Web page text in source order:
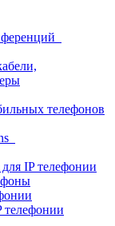
телефонов
IP телефонии
телефонии